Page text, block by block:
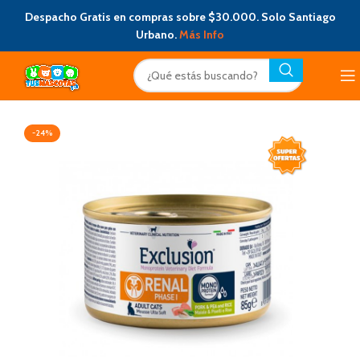
Despacho Gratis en compras sobre $30.000. Solo Santiago
Urbano.Más Info
-24%